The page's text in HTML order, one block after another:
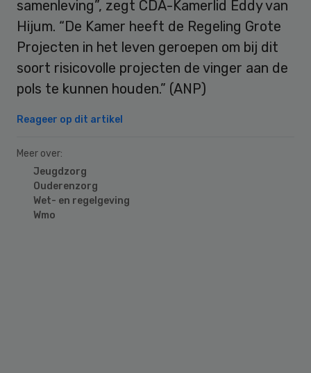
samenleving”, zegt CDA-Kamerlid Eddy van
Hijum. “De Kamer heeft de Regeling Grote
Projecten in het leven geroepen om bij dit
soort risicovolle projecten de vinger aan de
pols te kunnen houden.” (ANP)
Reageer op dit artikel
Meer over:
Jeugdzorg
Ouderenzorg
Wet- en regelgeving
Wmo